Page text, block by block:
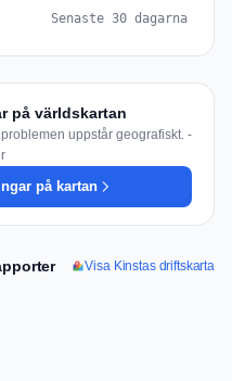
Senaste 30 dagarna
på världskartan
uppstår geografiskt. -
på kartan
Visa Kinstas driftskarta